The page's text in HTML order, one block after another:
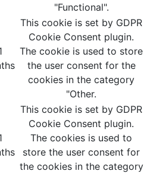
"Functional".
This cookie is set by GDPR
Cookie Consent plugin.
The cookie is used to store
the user consent for the
cookies in the category
"Other.
This cookie is set by GDPR
Cookie Consent plugin.
The cookies is used to
store the user consent for
the cookies in the category